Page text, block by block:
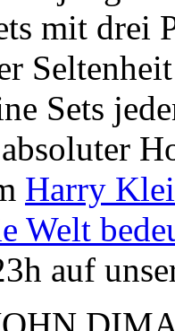
mit drei
Sets
Harry
Welt
auf